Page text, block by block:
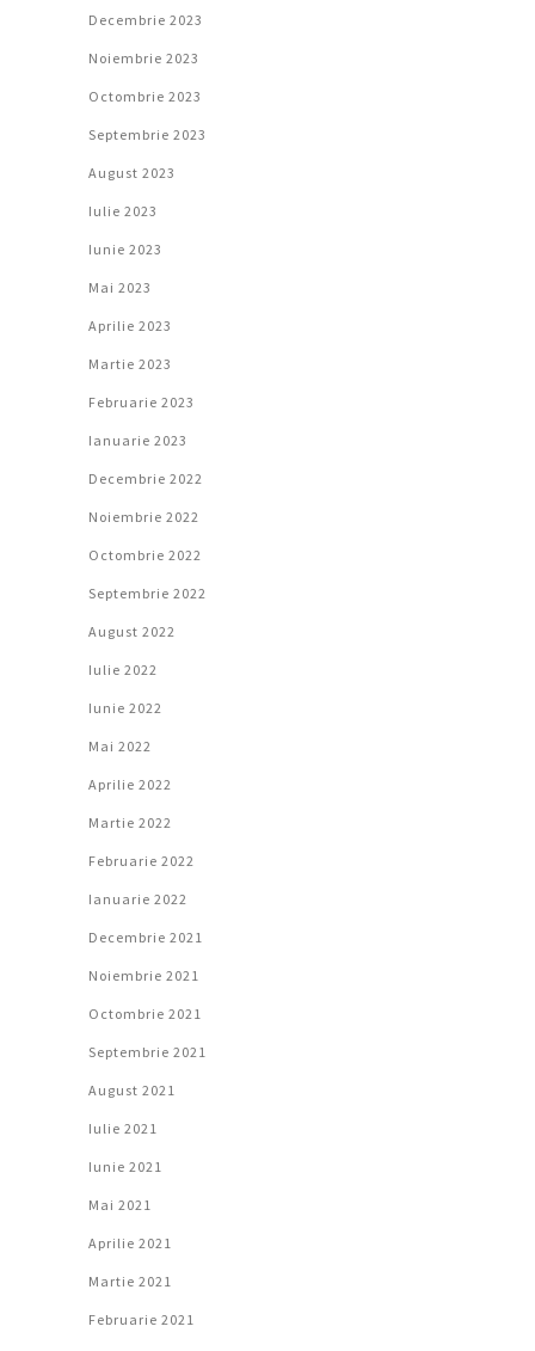
Decembrie 2023
Noiembrie 2023
Octombrie 2023
Septembrie 2023
August 2023
Iulie 2023
Iunie 2023
Mai 2023
Aprilie 2023
Martie 2023
Februarie 2023
Ianuarie 2023
Decembrie 2022
Noiembrie 2022
Octombrie 2022
Septembrie 2022
August 2022
Iulie 2022
Iunie 2022
Mai 2022
Aprilie 2022
Martie 2022
Februarie 2022
Ianuarie 2022
Decembrie 2021
Noiembrie 2021
Octombrie 2021
Septembrie 2021
August 2021
Iulie 2021
Iunie 2021
Mai 2021
Aprilie 2021
Martie 2021
Februarie 2021